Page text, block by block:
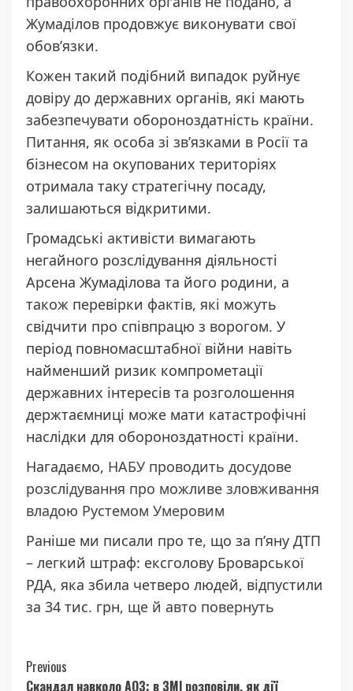
Жумаділов продовжує виконувати свої
обов’язки.
Кожен такий подібний випадок руйнує
довіру до державних органів, які мають
забезпечувати обороноздатність країни.
Питання, як особа зі зв’язками в Росії та
бізнесом на окупованих територіях
отримала таку стратегічну посаду,
залишаються відкритими.
Громадські активісти вимагають
негайного розслідування діяльності
Арсена Жумаділова та його родини, а
також перевірки фактів, які можуть
свідчити про співпрацю з ворогом. У
період повномасштабної війни навіть
найменший ризик компрометації
державних інтересів та розголошення
держтаємниці може мати катастрофічні
наслідки для обороноздатності країни.
Нагадаємо, НАБУ проводить досудове
розслідування про можливе зловживання
владою Рустемом Умеровим
Раніше ми писали про те, що за п’яну ДТП
– легкий штраф: ексголову Броварської
РДА, яка збила четверо людей, відпустили
за 34 тис. грн, ще й авто повернуть
Continue
Previous
Скандал навколо АОЗ: в ЗМІ розповіли, як дії